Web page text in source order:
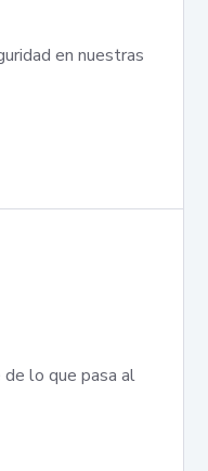
en nuestras
lo que pasa al